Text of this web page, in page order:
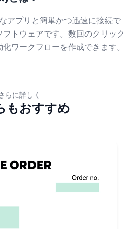
アプリと簡単かつ迅速に接続で
トウェアです。数回のクリック
ワークフローを作成できます。
らに詳しく
もおすすめ